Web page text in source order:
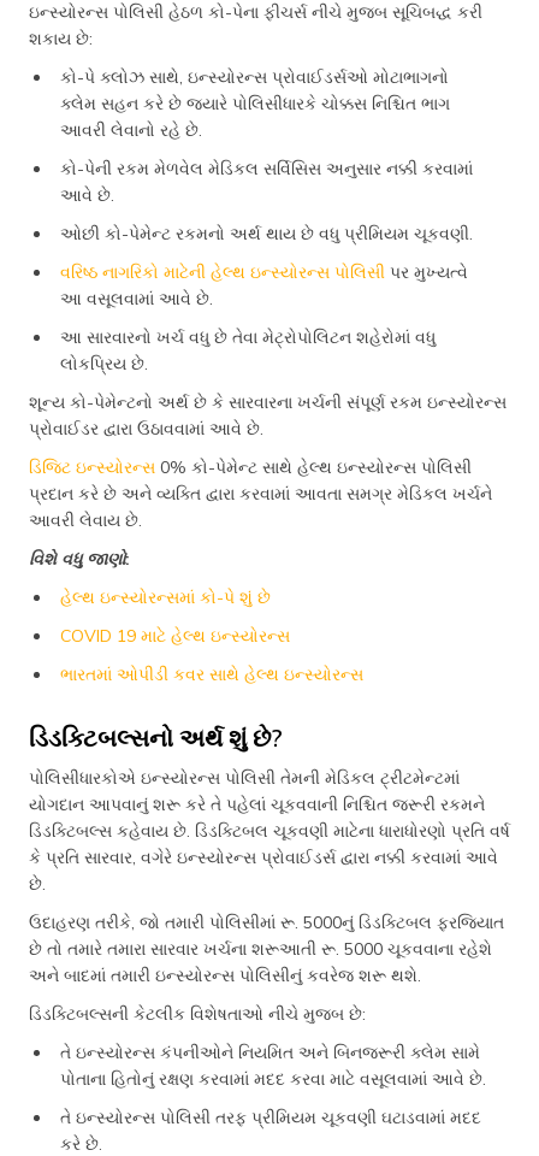
ઇન્સ્યોરન્સ પોલિસી હેઠળ કો-પેના ફીચર્સ નીચે મુજબ સૂચિબદ્ધ કરી
શકાય છે:
કો-પે ક્લોઝ સાથે, ઇન્સ્યોરન્સ પ્રોવાઈડર્સઓ મોટાભાગનો
ક્લેમ સહન કરે છે જ્યારે પોલિસીધારકે ચોક્કસ નિશ્ચિત ભાગ
આવરી લેવાનો રહે છે.
કો-પેની રકમ મેળવેલ મેડિકલ સર્વિસિસ અનુસાર નક્કી કરવામાં
આવે છે.
ઓછી કો-પેમેન્ટ રકમનો અર્થ થાય છે વધુ પ્રીમિયમ ચૂકવણી.
વરિષ્ઠ નાગરિકો માટેની હેલ્થ ઇન્સ્યોરન્સ પોલિસી પર મુખ્યત્વે
આ વસૂલવામાં આવે છે.
આ સારવારનો ખર્ચ વધુ છે તેવા મેટ્રોપોલિટન શહેરોમાં વધુ
લોકપ્રિય છે.
શૂન્ય કો-પેમેન્ટનો અર્થ છે કે સારવારના ખર્ચની સંપૂર્ણ રકમ ઇન્સ્યોરન્સ
પ્રોવાઈડર દ્વારા ઉઠાવવામાં આવે છે.
ડિજિટ ઇન્સ્યોરન્સ 0% કો-પેમેન્ટ સાથે હેલ્થ ઇન્સ્યોરન્સ પોલિસી
પ્રદાન કરે છે અને વ્યક્તિ દ્વારા કરવામાં આવતા સમગ્ર મેડિકલ ખર્ચને
આવરી લેવાય છે.
વિશે વધુ જાણો:
હેલ્થ ઇન્સ્યોરન્સમાં કો-પે શું છે
COVID 19 માટે હેલ્થ ઇન્સ્યોરન્સ
ભારતમાં ઓપીડી કવર સાથે હેલ્થ ઇન્સ્યોરન્સ
ડિડક્ટિબલ્સનો અર્થ શું છે?
પોલિસીધારકોએ ઇન્સ્યોરન્સ પોલિસી તેમની મેડિકલ ટ્રીટમેન્ટમાં
યોગદાન આપવાનું શરૂ કરે તે પહેલાં ચૂકવવાની નિશ્ચિત જરૂરી રકમને
ડિડક્ટિબલ્સ કહેવાય છે. ડિડક્ટિબલ ચૂકવણી માટેના ધારાધોરણો પ્રતિ વર્ષ
કે પ્રતિ સારવાર, વગેરે ઇન્સ્યોરન્સ પ્રોવાઈડર્સ દ્વારા નક્કી કરવામાં આવે
છે.
ઉદાહરણ તરીકે, જો તમારી પોલિસીમાં રૂ. 5000નું ડિડક્ટિબલ ફરજિયાત
છે તો તમારે તમારા સારવાર ખર્ચના શરૂઆતી રૂ. 5000 ચૂકવવાના રહેશે
અને બાદમાં તમારી ઇન્સ્યોરન્સ પોલિસીનું કવરેજ શરૂ થશે.
ડિડક્ટિબલ્સની કેટલીક વિશેષતાઓ નીચે મુજબ છે:
તે ઇન્સ્યોરન્સ કંપનીઓને નિયમિત અને બિનજરૂરી ક્લેમ સામે
પોતાના હિતોનું રક્ષણ કરવામાં મદદ કરવા માટે વસૂલવામાં આવે છે.
તે ઇન્સ્યોરન્સ પોલિસી તરફ પ્રીમિયમ ચૂકવણી ઘટાડવામાં મદદ
કરે છે.